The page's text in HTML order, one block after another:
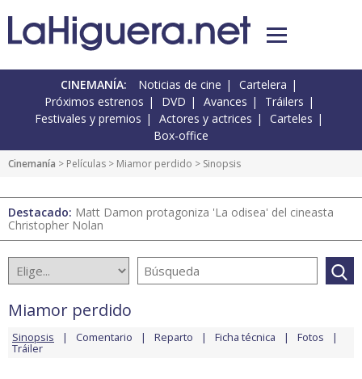
CINEMANÍA: Noticias de cine
Cartelera
Próximos estrenos
DVD Avances
Tráilers
Festivales y premios
Actores y actrices
Carteles
Box-office
Cinemanía > Películas > Miamor perdido > Sinopsis
Destacado: Matt Damon protagoniza 'La odisea' del cineasta
Christopher Nolan
Miamor perdido
Sinopsis Comentario Reparto Ficha técnica Fotos
Tráiler